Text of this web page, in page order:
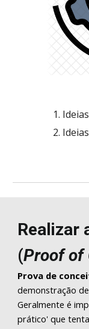
Realizar
(Proof of
Prova de
demonstração
Geralmente é
prático' que